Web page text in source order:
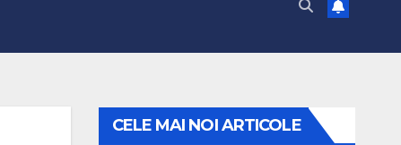
CELE MAI NOI ARTICOLE